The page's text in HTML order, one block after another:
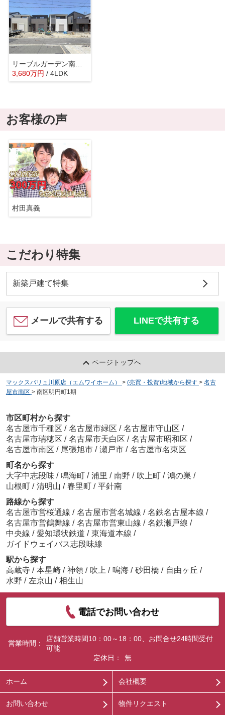
リーブルガーデン南野2丁目第3
3,680万円 / 4LDK
お客様の声
村田真義
こだわり特集
新築戸建て特集
メールで共有する LINEで共有する
ページトップへ
マックスバリュ川原店（エムワイホーム） > (売買・投資)地域から探す > 名古
屋市南区 > 南区明円町1期
市区町村から探す
名古屋市千種区 / 名古屋市緑区 / 名古屋市守山区 /
名古屋市瑞穂区 / 名古屋市天白区 / 名古屋市昭和区 /
名古屋市南区 / 尾張旭市 / 瀬戸市 / 名古屋市名東区
町名から探す
大字中志段味 / 鳴海町 / 浦里 / 南野 / 吹上町 / 鴻の巣 /
山根町 / 清明山 / 春里町 / 平針南
路線から探す
名古屋市営桜通線 / 名古屋市営名城線 / 名鉄名古屋本線 /
名古屋市営鶴舞線 / 名古屋市営東山線 / 名鉄瀬戸線 /
中央線 / 愛知環状鉄道 / 東海道本線 /
ガイドウェイバス志段味線
駅から探す
高蔵寺 / 本星崎 / 神領 / 吹上 / 鳴海 / 砂田橋 / 自由ヶ丘 /
水野 / 左京山 / 相生山
電話でお問い合わせ
営業時間：
店舗営業時間10：00～18：00、お問合せ24時間受付
可能
定休日：
無
ホーム 会社概要
お問い合わせ 物件リクエスト